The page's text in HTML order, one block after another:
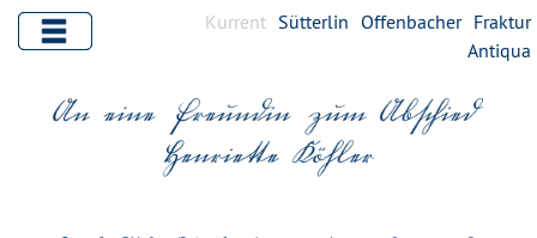
Kurrent Sütterlin Offenbacher Fraktur
Antiqua